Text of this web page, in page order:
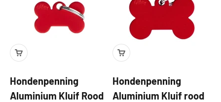
Hondenpenning
Aluminium Kluif Rood
Hondenpenning
Aluminium Kluif rood